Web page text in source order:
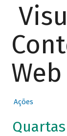
Web
Ações